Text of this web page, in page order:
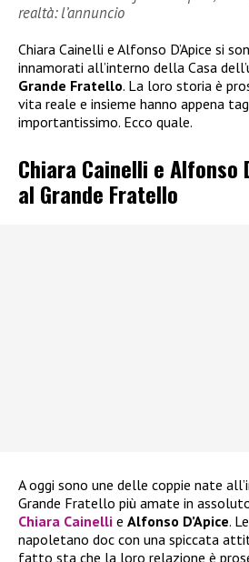
realtà: l’annuncio
Chiara Cainelli e Alfonso D’Apice si
innamorati all’interno della Casa
Grande Fratello. La loro storia è
vita reale e insieme hanno appena
importantissimo. Ecco quale.
Chiara Cainelli e Alfonso
al Grande Fratello
A oggi sono une delle coppie nate
Grande Fratello più amate in
Chiara Cainelli e Alfonso D’Apice.
napoletano doc con una spiccata
fatto sta che la loro relazione è